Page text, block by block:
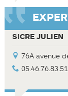
SICRE JULIEN
76A avenue
05.46.76.83.51